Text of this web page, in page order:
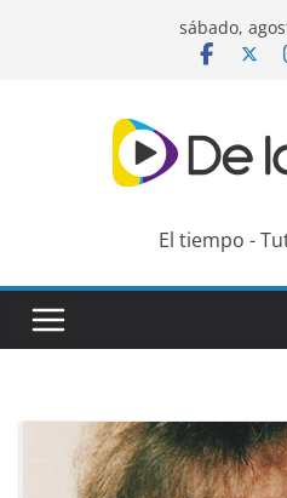
sábado,
El tiempo -